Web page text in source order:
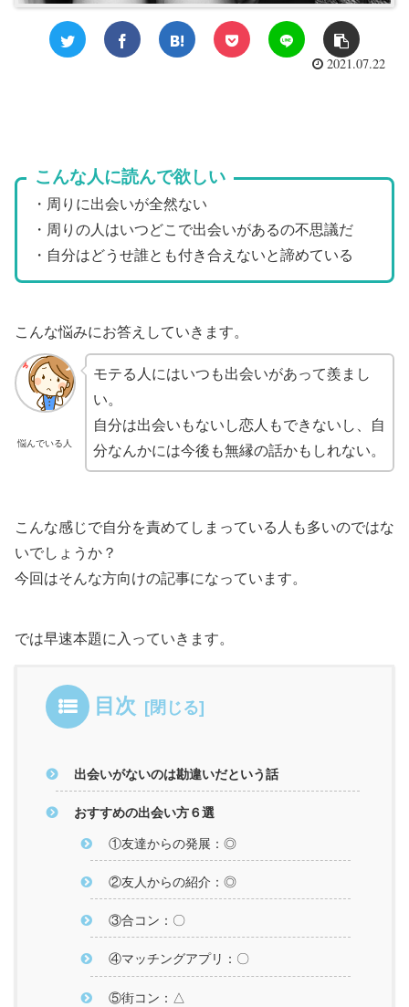
2021.07.22
こんな人に読んで欲しい
・周りに出会いが全然ない
・周りの人はいつどこで出会いがあるの不思議だ
・自分はどうせ誰とも付き合えないと諦めている
こんな悩みにお答えしていきます。
悩んでいる人
モテる人にはいつも出会いがあって羨まし
い。
自分は出会いもないし恋人もできないし、自
分なんかには今後も無縁の話かもしれない。
こんな感じで自分を責めてしまっている人も多いのではな
いでしょうか？
今回はそんな方向けの記事になっています。
では早速本題に入っていきます。
目次
出会いがないのは勘違いだという話
おすすめの出会い方６選
①友達からの発展：◎
②友人からの紹介：◎
③合コン：〇
④マッチングアプリ：〇
⑤街コン：△